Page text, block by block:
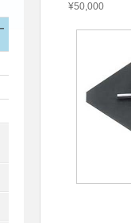
¥50,000